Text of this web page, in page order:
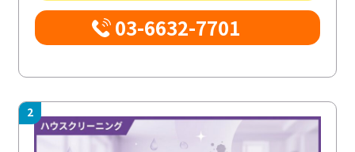
03-6632-7701
2